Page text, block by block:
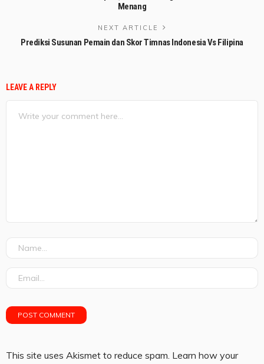
Menang
NEXT ARTICLE
Prediksi Susunan Pemain dan Skor Timnas Indonesia Vs Filipina
LEAVE A REPLY
This site uses Akismet to reduce spam. Learn how your